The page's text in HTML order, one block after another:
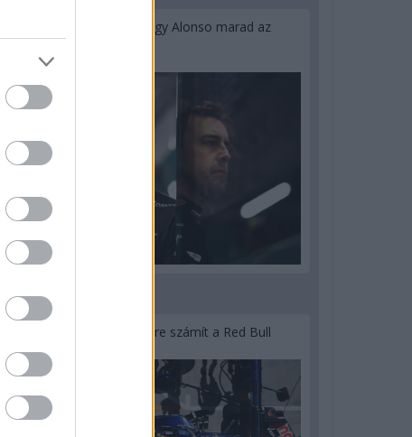
Newey biztos benne, hogy Alonso marad az
3 napja
Lassuló fejlesztési ütemre számít a Red Bull